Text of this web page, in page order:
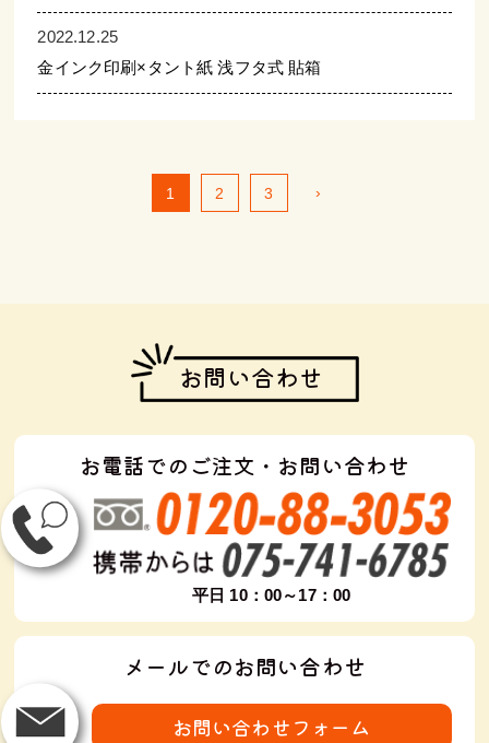
2022.12.25
金インク印刷×タント紙 浅フタ式 貼箱
1 2 3 ›
お問い合わせ
お電話でのご注文・お問い合わせ
平日 10：00～17：00
メールでのお問い合わせ
お問い合わせフォーム